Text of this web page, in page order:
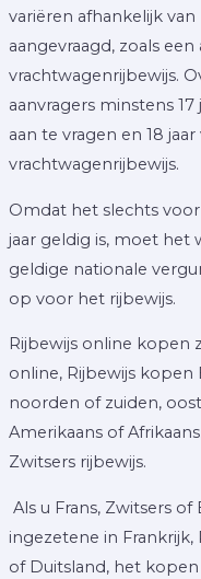
variëren afhankelijk
aangevraagd, zoals
vrachtwagenrijbewijs.
aanvragers minstens
aan te vragen en 18
vrachtwagenrijbewijs.
Omdat het slechts
jaar geldig is, moet
geldige nationale
op voor het rijbewijs.
Rijbewijs online kopen
online, Rijbewijs
noorden of zuiden,
Amerikaans of
Zwitsers rijbewijs.
Als u Frans, Zwitsers
ingezetene in Frankrijk,
of Duitsland, het